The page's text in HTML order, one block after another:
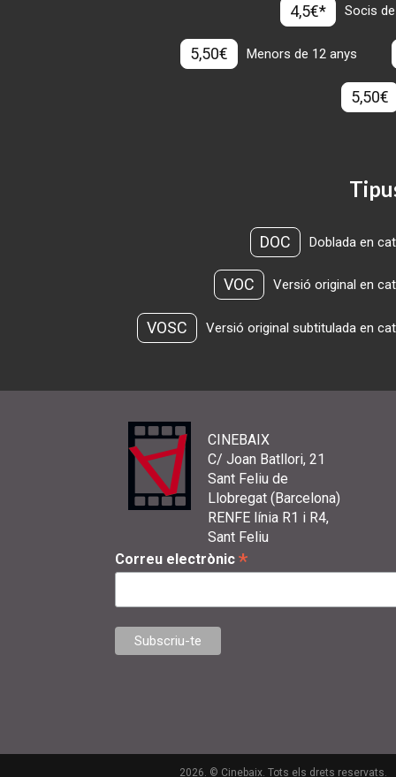
4,5€* Socis
5,50€ Menors de 12 anys
5,50€
DOC Doblada en
VOC Versió original en
VOSC Versió original subtitulada en
CINEBAIX
C/ Joan Batllori, 21
Sant Feliu de
Llobregat (Barcelona)
RENFE línia R1 i R4,
Sant Feliu
Correu electrònic *
2026. © Cinebaix. Tots els drets reservats.